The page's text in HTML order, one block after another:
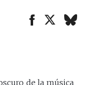
de la música